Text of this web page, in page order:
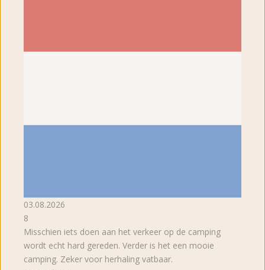
03.08.2026
8
Misschien iets doen aan het verkeer op de camping
wordt echt hard gereden. Verder is het een mooie
camping. Zeker voor herhaling vatbaar.